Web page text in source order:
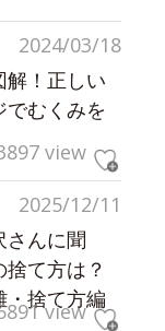
2024/03/18
解！正しい
でむくみを
view
2025/12/11
さんに聞
て方は？
・捨て方編
view